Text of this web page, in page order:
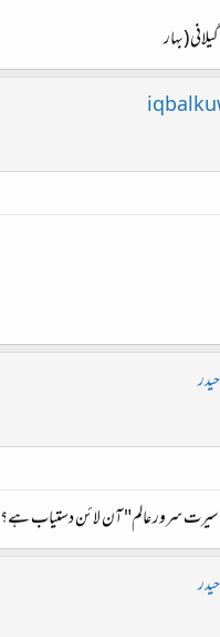
(بہار
سرور عالم" آن لائن دستیاب ہے؟